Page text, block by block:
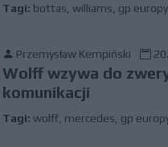
Tagi: bottas williams gp europy
Przemysław Kempiński
Wolff wzywa do
komunikacji
Tagi: wolff mercedes gp